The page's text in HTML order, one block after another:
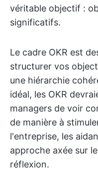
véritable objectif :
significatifs.
Le cadre OKR est
structurer vos
une hiérarchie
idéal, les OKR
managers de voir
de manière à
l'entreprise, les
approche axée sur
réflexion.